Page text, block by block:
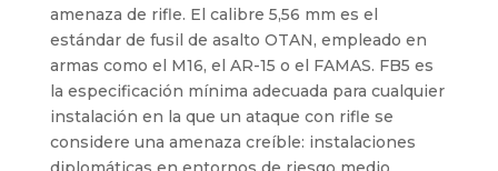
amenaza de rifle. El calibre 5,56 mm es el
estándar de fusil de asalto OTAN, empleado en
armas como el M16, el AR-15 o el FAMAS. FB5 es
la especificación mínima adecuada para cualquier
instalación en la que un ataque con rifle se
considere una amenaza creíble: instalaciones